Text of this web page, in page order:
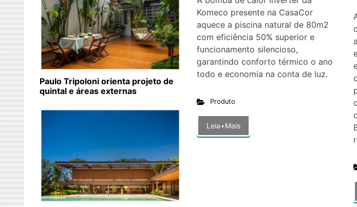
Komeco presente na CasaCor
aquece a piscina natural de 80m2
com eficiência 50% superior e
funcionamento silencioso,
garantindo conforto térmico o ano
todo e economia na conta de luz.
Produto
Leia+Mais
Paulo Tripoloni orienta projeto de
quintal e áreas externas